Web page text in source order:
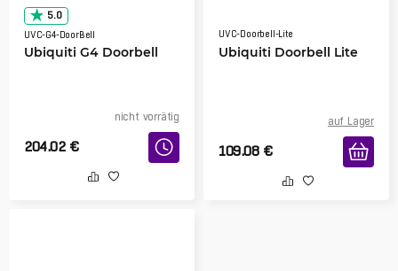
5.0
UVC-G4-DoorBell
Ubiquiti G4 Doorbell
nicht vorrätig
204.02 €
UVC-Doorbell-Lite
Ubiquiti Doorbell Lite
auf Lager
109.08 €